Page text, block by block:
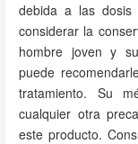
debida a las dosis
considerar la
hombre joven y
puede
tratamiento. Su
cualquier otra
este producto.